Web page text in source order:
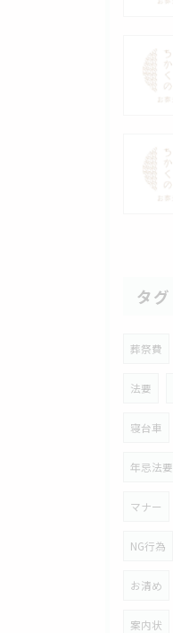
タグ
葬祭費
法要
寝台車
年忌法要
マナー
NG行為
お清め
案内状